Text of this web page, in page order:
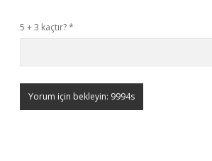
5 + 3 kaçtır?*